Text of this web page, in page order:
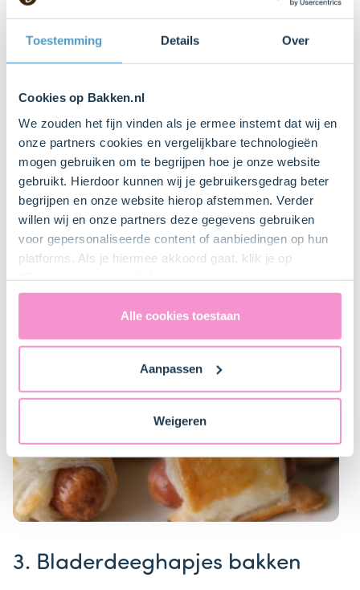
Toestemming Details Over
Cookies op Bakken.nl
We zouden het fijn vinden als je ermee instemt dat wij en
onze partners cookies en vergelijkbare technologieën
mogen gebruiken om te begrijpen hoe je onze website
gebruikt. Hierdoor kunnen wij je gebruikersgedrag beter
begrijpen en onze website hierop afstemmen. Verder
willen wij en onze partners deze gegevens gebruiken
voor gepersonaliseerde content of aanbiedingen op hun
platforms. Als je hiermee akkoord gaat, klik je op
uitdrukkelijk een eventuele gegevensoverdracht naar de
Verenigde Staten in de zin van artikel 49 AVG. Raadpleeg
ons
naar technology providers en partners in de Verenigde
Staten. Je kunt op elk moment van gedachten
Alle cookies toestaan
Aanpassen
Weigeren
Item
of
2. Knakworstje in bladerdeeg
rollen
Snijd de plakjes bladerdeeg doormidden.
Leg een
op de plakjes bladerdeeg. Rol het
plakje bladerdeeg om het knakworstje. Plaats de rolletjes
op de bakplaat.
Bestrijk het bladerdeeg met eenlosgeklopt ei .
of
3. Bladerdeeghapjes bakken